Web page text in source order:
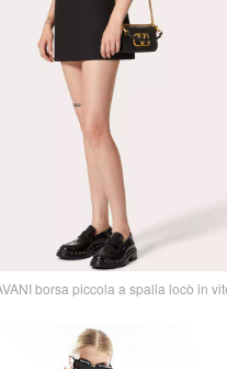
borsa piccola a spalla locò in